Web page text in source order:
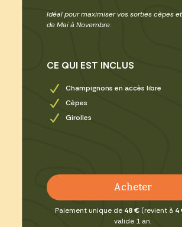
Idéal pour maximiser vos sorties cèpes
de Mai à Novembre.
CE QUI EST INCLUS
Champignons en accès libre
Cèpes
Girolles
Acheter
Paiement unique de 48 € (revient à 4
valide 1 an.